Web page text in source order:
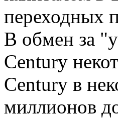
переходных
В обмен за
Century
Century в
миллионов